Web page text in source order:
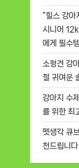
“힐스 강
시니어
에게 필수템
소형견 강
절 귀여운
강아지 수
를 위한 최
펫생각 큐
천드립니다